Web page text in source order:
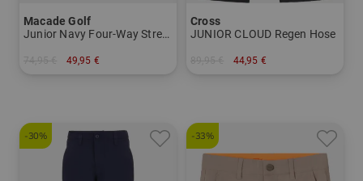
Macade Golf
Junior Navy Four-Way Stretch Shorts
49,95 €
Cross
JUNIOR CLOUD Regen Hose
44,95 €
-30% -33%